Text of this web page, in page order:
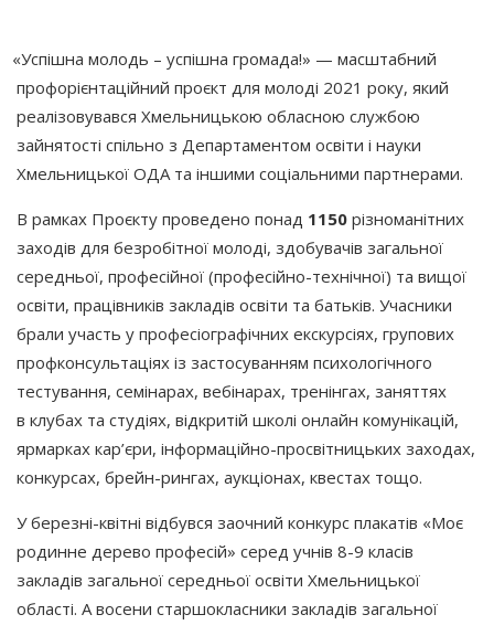
«Успішна молодь – успішна громада!» — масштабний
профорієнтаційний проєкт для молоді 2021 року, який
реалізовувався Хмельницькою обласною службою
зайнятості спільно з Департаментом освіти і науки
Хмельницької ОДА та іншими соціальними партнерами.
В рамках Проєкту проведено понад 1150 різноманітних
заходів для безробітної молоді, здобувачів загальної
середньої, професійної (професійно-технічної) та вищої
освіти, працівників закладів освіти та батьків. Учасники
брали участь у професіографічних екскурсіях, групових
профконсультаціях із застосуванням психологічного
тестування, семінарах, вебінарах, тренінгах, заняттях
в клубах та студіях, відкритій школі онлайн комунікацій,
ярмарках кар’єри, інформаційно-просвітницьких заходах,
конкурсах, брейн-рингах, аукціонах, квестах тощо.
У березні-квітні відбувся заочний конкурс плакатів «Моє
родинне дерево професій» серед учнів 8-9 класів
закладів загальної середньої освіти Хмельницької
області. А восени старшокласники закладів загальної